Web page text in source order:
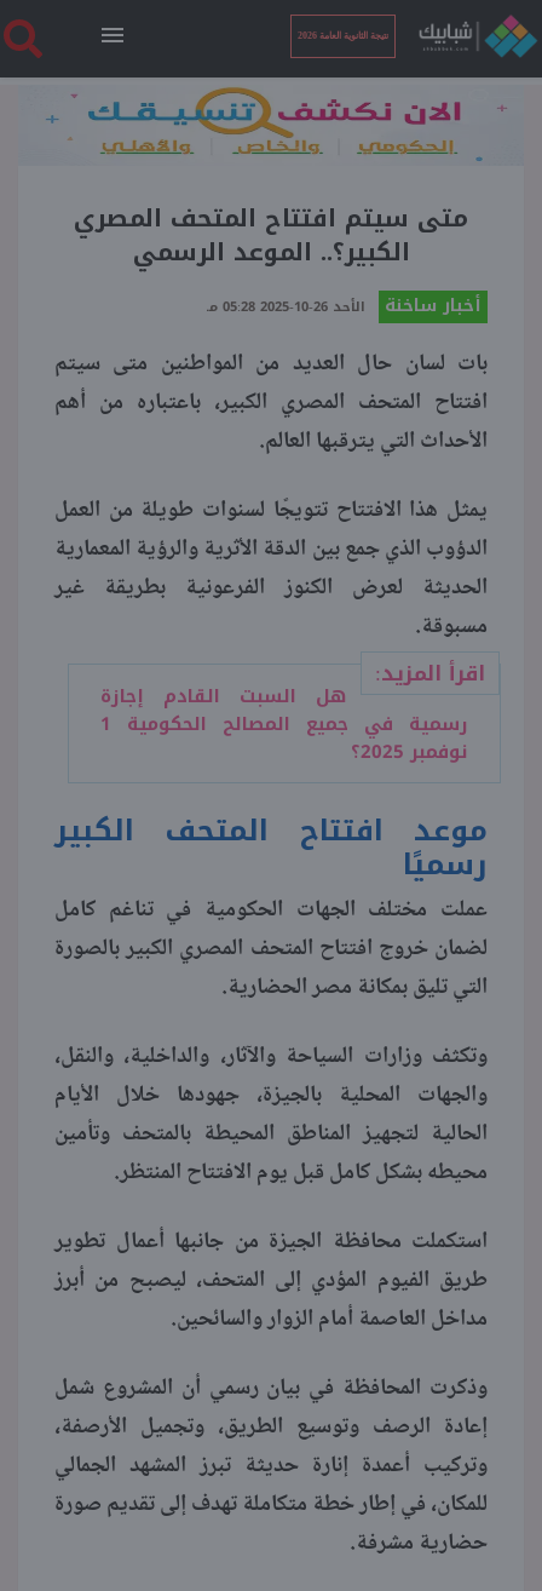
نتيجة الثانوية العامة 2026
الرئيسية
نتيجة الثانوية العامة 2026
فنجان قهوة
بوابة الطلبة
ملفات
منوعات
متى سيتم افتتاح المتحف المصري
الكبير؟.. الموعد الرسمي
أخبار ساخنة الأحد 26-10-2025 05:28 مـ
بات لسان حال العديد من المواطنين متى سيتم
افتتاح المتحف المصري الكبير، باعتباره من أهم
الأحداث التي يترقبها العالم.
يمثل هذا الافتتاح تتويجًا لسنوات طويلة من العمل
الدؤوب الذي جمع بين الدقة الأثرية والرؤية المعمارية
الحديثة لعرض الكنوز الفرعونية بطريقة غير
مسبوقة.
اقرأ المزيد:
هل السبت القادم إجازة
رسمية في جميع المصالح الحكومية 1
نوفمبر 2025؟
موعد افتتاح المتحف الكبير
رسميًا
عملت مختلف الجهات الحكومية في تناغم كامل
لضمان خروج افتتاح المتحف المصري الكبير بالصورة
التي تليق بمكانة مصر الحضارية.
وتكثف وزارات السياحة والآثار، والداخلية، والنقل،
والجهات المحلية بالجيزة، جهودها خلال الأيام
الحالية لتجهيز المناطق المحيطة بالمتحف وتأمين
محيطه بشكل كامل قبل يوم الافتتاح المنتظر.
استكملت محافظة الجيزة من جانبها أعمال تطوير
طريق الفيوم المؤدي إلى المتحف، ليصبح من أبرز
مداخل العاصمة أمام الزوار والسائحين.
وذكرت المحافظة في بيان رسمي أن المشروع شمل
إعادة الرصف وتوسيع الطريق، وتجميل الأرصفة،
وتركيب أعمدة إنارة حديثة تبرز المشهد الجمالي
للمكان، في إطار خطة متكاملة تهدف إلى تقديم صورة
حضارية مشرفة.